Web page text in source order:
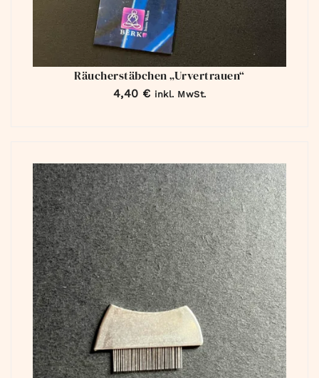
Räucherstäbchen „Urvertrauen“
4,40 € inkl. MwSt.